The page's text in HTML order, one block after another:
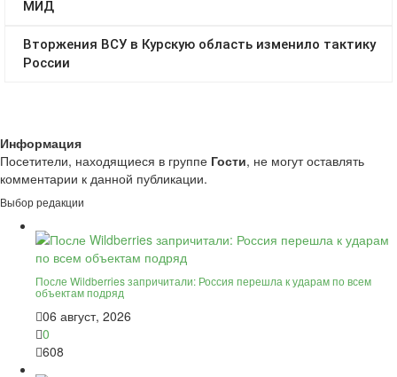
Информация
Посетители, находящиеся в группе Гости, не могут оставлять
комментарии к данной публикации.
Выбор редакции
После Wildberries запричитали: Россия перешла к ударам по всем
объектам подряд
06 август, 2026
0
608